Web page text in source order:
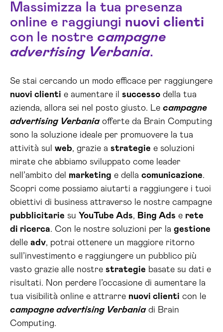
Massimizza la tua presenza
online e raggiungi nuovi clienti
con le nostre campagne
advertising Verbania.
Se stai cercando un modo efficace per raggiungere
nuovi clienti e aumentare il successo della tua
azienda, allora sei nel posto giusto. Le campagne
advertising Verbaniaofferte da Brain Computing
sono la soluzione ideale per promuovere la tua
attività sul web, grazie a strategie e soluzioni
mirate che abbiamo sviluppato come leader
nell’ambito del marketing e della comunicazione.
Scopri come possiamo aiutarti a raggiungere i tuoi
obiettivi di business attraverso le nostre campagne
pubblicitarie su YouTube Ads, Bing Ads e rete
di ricerca. Con le nostre soluzioni per la gestione
delle adv, potrai ottenere un maggiore ritorno
sull’investimento e raggiungere un pubblico più
vasto grazie alle nostre strategie basate su dati e
risultati. Non perdere l’occasione di aumentare la
tua visibilità online e attrarre nuovi clienti con le
campagne advertising Verbaniadi Brain
Computing.